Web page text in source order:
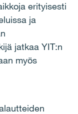
erityisesti
ja
jatkaa YIT:n
myös